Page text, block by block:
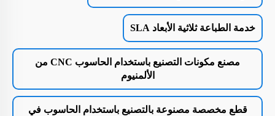
خدمة الطباعة ثلاثية الأبعاد SLA
مصنع مكونات التصنيع باستخدام الحاسوب CNC من
الألمنيوم
قطع مخصصة مصنوعة بالتصنيع باستخدام الحاسوب في